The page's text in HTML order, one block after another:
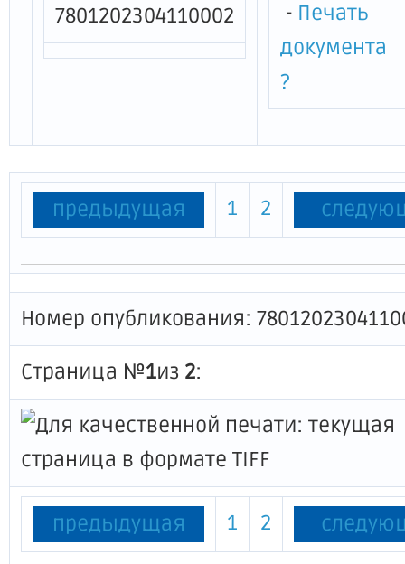
7801202304110002
- Печать
документа
?
предыдущая 1 2
Номер опубликования:
Страница №1из 2:
предыдущая 1 2